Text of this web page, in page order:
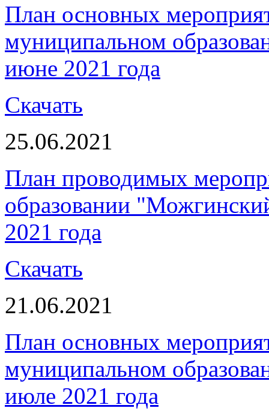
План основных
муниципальном
июне 2021 года
Скачать
25.06.2021
План проводимых
образовании
2021 года
Скачать
21.06.2021
План основных
муниципальном
июле 2021 года